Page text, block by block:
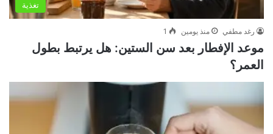
تغذية
رغد مطفي منذ يومين 1
موعد الإفطار بعد سن الستين: هل يرتبط بطول
العمر؟